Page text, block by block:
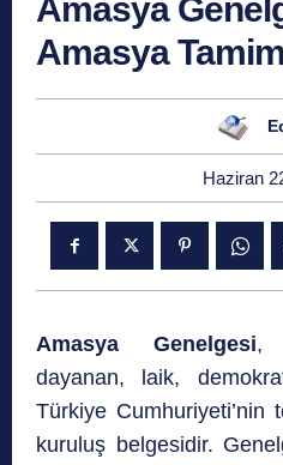
Amasya
Amasya
Haziran
Amasya Genelgesi,
dayanan, laik,
Türkiye Cumhuriyeti’nin
kuruluş belgesidir.